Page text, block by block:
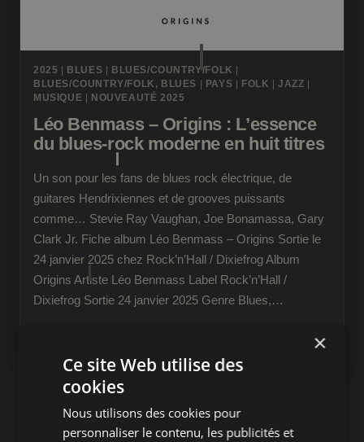
2025 BLUES BLUES/COUNTRY/FOLK
BLUES/COUNTRY/FOLK, BLUES
PAYS FOLK |JAZZ
MUSIQUE
NOUVEAUTÉ 2025
Léo Benmass – Origins : L’essence
du blues-rock moderne en huit titres
Un son pour les fans de blues rock électrique, de
guitares Hendrixiennes et de grooves puissants
comme… Stevie Ray Vaughan, Joe Bonamassa, Gary
Clark Jr. Fiche album Léo Benmass – Origins Sortie le
24 janvier 2025 chez Rock’n’Hall / Dixiefrog Album
Origins Artiste Léo Benmass Label Rock’n’Hall /
Dixiefrog Sortie 24 janvier 2025 Genre Blues,…
–
ORIGINS
L’ESSENCE
DU
×
Ce site Web utilise des
cookies
Nous utilisons des cookies pour
personnaliser le contenu, les publicités et